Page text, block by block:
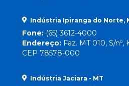
Indústria Ipiranga do Norte,
Fone: (65) 3612-4000
Endereço: Faz. MT 010, S/
CEP 78578-000
Indústria Jaciara - MT